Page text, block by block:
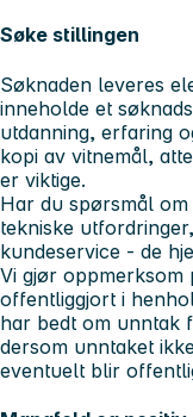
Søke stillingen
Søknaden leveres
inneholde et
utdanning, erfaring
kopi av vitnemål,
er viktige.
Har du spørsmål
tekniske
kundeservice - de
Vi gjør oppmerksom
offentliggjort i
har bedt om unntak
dersom unntaket
eventuelt blir